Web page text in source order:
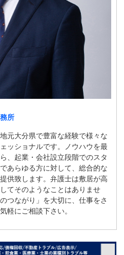
所
元大分県で豊富な経験で様々な
ッショナルです。ノウハウを最
、起業・会社設立段階でのスタ
あらゆる方に対して、総合的な
供致します。弁護士は敷居が高
てそのようなことはありませ
つながり」を大切に、仕事をさ
軽にご相談下さい。